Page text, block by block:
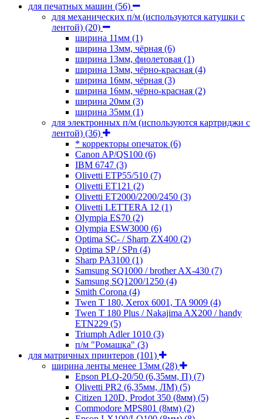
для печатных машин (56)
для механических п/м (используются катушки с
лентой) (20)
ширина 11мм (1)
ширина 13мм, чёрная (6)
ширина 13мм, фиолетовая (1)
ширина 13мм, чёрно-красная (4)
ширина 16мм, чёрная (3)
ширина 16мм, чёрно-красная (2)
ширина 20мм (3)
ширина 35мм (1)
для электронных п/м (используются картриджи с
лентой) (36)
* корректоры опечаток (6)
Canon AP/QS100 (6)
IBM 6747 (3)
Olivetti ETP55/510 (7)
Olivetti ET121 (2)
Olivetti ET2000/2200/2450 (3)
Olivetti LETTERA 12 (1)
Olympia ES70 (2)
Olympia ESW3000 (6)
Optima SC- / Sharp ZX400 (2)
Optima SP / SPn (4)
Sharp PA3100 (1)
Samsung SQ1000 / brother AX-430 (7)
Samsung SQ1200/1250 (4)
Smith Corona (4)
Twen T 180, Xerox 6001, TA 9009 (4)
Twen T 180 Plus / Nakajima AX200 / handy
ETN229 (5)
Triumph Adler 1010 (3)
п/м "Ромашка" (3)
для матричных принтеров (101)
ширина ленты менее 13мм (28)
Epson PLQ-20/50 (6,35мм, П) (7)
Olivetti PR2 (6,35мм, ЛМ) (5)
Citizen 120D, Prodot 350 (8мм) (5)
Commodore MPS801 (8мм) (2)